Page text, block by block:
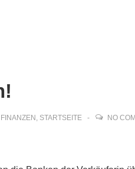
FINANZEN , STARTSEITE NO